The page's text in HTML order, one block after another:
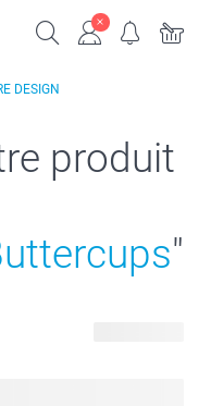
DESIGN
produit
"